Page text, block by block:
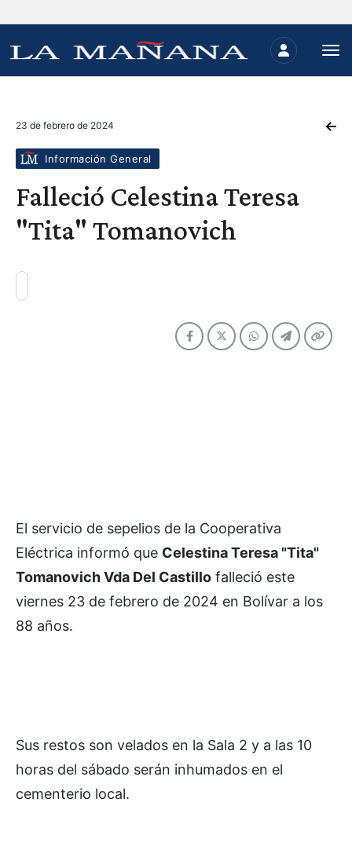
23 de febrero de 2024
Información General
Falleció Celestina Teresa
"Tita" Tomanovich
El servicio de sepelios de la Cooperativa
Eléctrica informó que Celestina Teresa "Tita"
Tomanovich Vda Del Castillo falleció este
viernes 23 de febrero de 2024 en Bolívar a los
88 años.
Sus restos son velados en la Sala 2 y a las 10
horas del sábado serán inhumados en el
cementerio local.